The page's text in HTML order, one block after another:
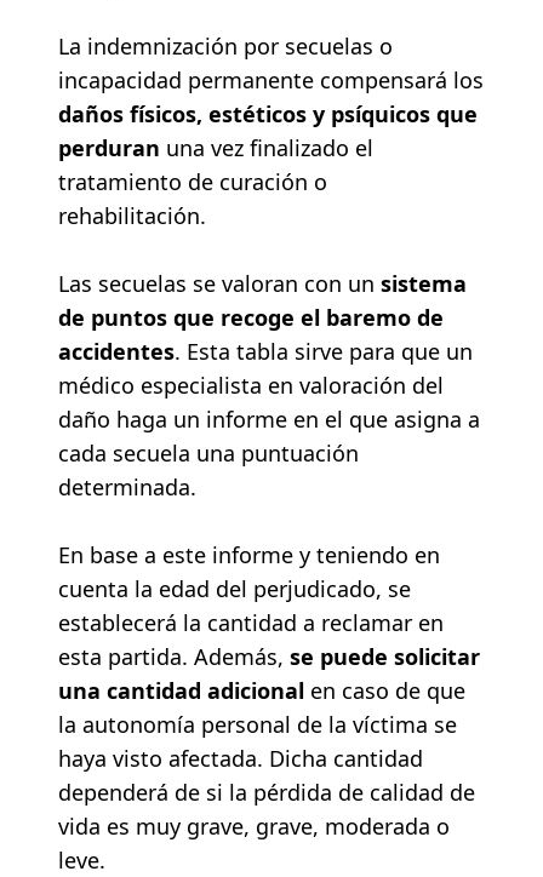
La indemnización por secuelas o
incapacidad permanente compensará los
daños físicos, estéticos y psíquicos que
perduran una vez finalizado el
tratamiento de curación o
rehabilitación.
Las secuelas se valoran con un sistema
de puntos que recoge el baremo de
accidentes. Esta tabla sirve para que un
médico especialista en valoración del
daño haga un informe en el que asigna a
cada secuela una puntuación
determinada.
En base a este informe y teniendo en
cuenta la edad del perjudicado, se
establecerá la cantidad a reclamar en
esta partida. Además, se puede solicitar
una cantidad adicional en caso de que
la autonomía personal de la víctima se
haya visto afectada. Dicha cantidad
dependerá de si la pérdida de calidad de
vida es muy grave, grave, moderada o
leve.